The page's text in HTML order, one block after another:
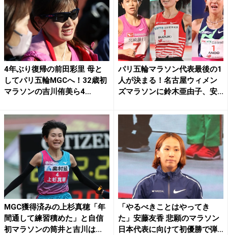
4年ぶり復帰の前田彩里 母と
してパリ五輪MGCへ！32歳初
マラソンの吉川侑美ら4...
パリ五輪マラソン代表最後の1
人が決まる！名古屋ウィメン
ズマラソンに鈴木亜由子、安...
MGC獲得済みの上杉真穂「年
間通して練習積めた」と自信
初マラソンの筒井と吉川は...
「やるべきことはやってき
た」安藤友香 悲願のマラソン
日本代表に向けて初優勝で弾